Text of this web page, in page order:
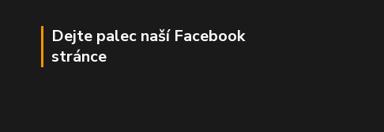
Dejte palec naší Facebook
stránce